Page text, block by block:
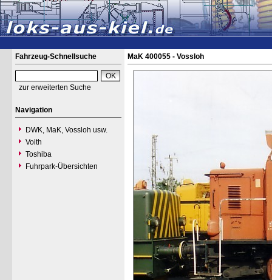
Fahrzeug-Schnellsuche
zur erweiterten Suche
Navigation
DWK, MaK, Vossloh usw.
Voith
Toshiba
Fuhrpark-Übersichten
MaK 400055 - Vossloh